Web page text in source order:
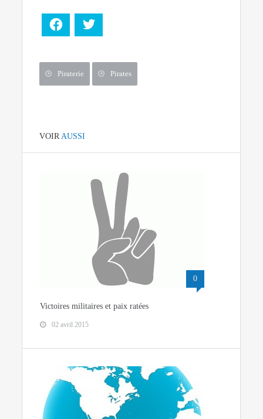
Facebook
Piraterie Pirates
VOIR AUSSI
0
Victoires militaires et paix ratées
02 avril 2015